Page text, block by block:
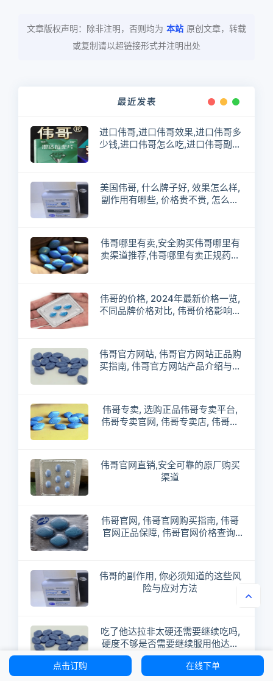
文章版权声明：除非注明，否则均为 本站 原创文章，转载
或复制请以超链接形式并注明出处
最近发表
进口伟哥,进口伟哥效果,进口伟哥多
少钱,进口伟哥怎么吃,进口伟哥副作
美国伟哥, 什么牌子好, 效果怎么样,
副作用有哪些, 价格贵不贵, 怎么辨
谱吗
伟哥哪里有卖,安全购买伟哥哪里有
卖渠道推荐,伟哥哪里有卖正规药店
伟哥的价格, 2024年最新价格一览,
不同品牌价格对比, 伟哥价格影响因
伟哥官方网站, 伟哥官方网站正品购
买指南, 伟哥官方网站产品介绍与功
与注意事项
伟哥专卖, 选购正品伟哥专卖平台,
伟哥专卖官网, 伟哥专卖店, 伟哥专
卖专卖店地址, 伟哥专卖店电话
伟哥官网直销,安全可靠的原厂购买
渠道
伟哥官网, 伟哥官网购买指南, 伟哥
官网正品保障, 伟哥官网价格查询,
伟哥的副作用, 你必须知道的这些风
险与应对方法
吃了他达拉非太硬还需要继续吃吗,
硬度不够是否需要继续服用他达拉
非
点击订购 在线下单